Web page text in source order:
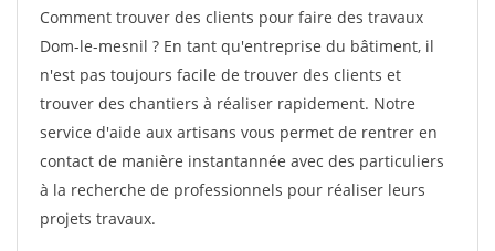
Comment trouver des clients pour faire des travaux
Dom-le-mesnil ? En tant qu'entreprise du bâtiment, il
n'est pas toujours facile de trouver des clients et
trouver des chantiers à réaliser rapidement. Notre
service d'aide aux artisans vous permet de rentrer en
contact de manière instantannée avec des particuliers
à la recherche de professionnels pour réaliser leurs
projets travaux.